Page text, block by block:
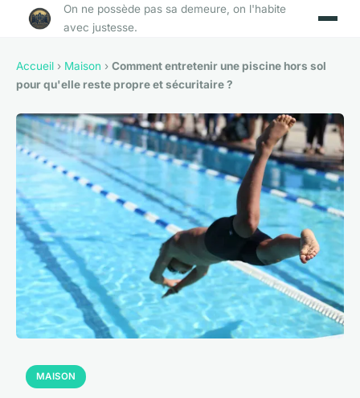
On ne possède pas sa demeure, on l'habite
avec justesse.
Accueil › Maison › Comment entretenir une piscine hors sol
pour qu'elle reste propre et sécuritaire ?
MAISON